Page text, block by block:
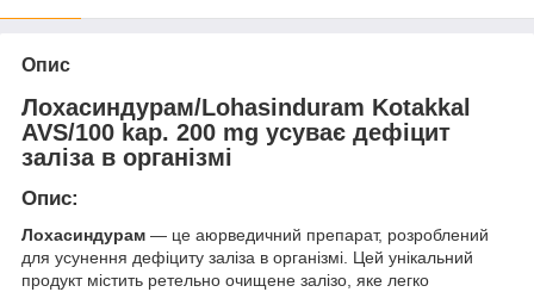
Опис
Лохасиндурам/Lohasinduram Kotakkal
AVS/100 kap. 200 mg усуває дефіцит
заліза в організмі
Опис:
Лохасиндурам — це аюрведичний препарат, розроблений
для усунення дефіциту заліза в організмі. Цей унікальний
продукт містить ретельно очищене залізо, яке легко